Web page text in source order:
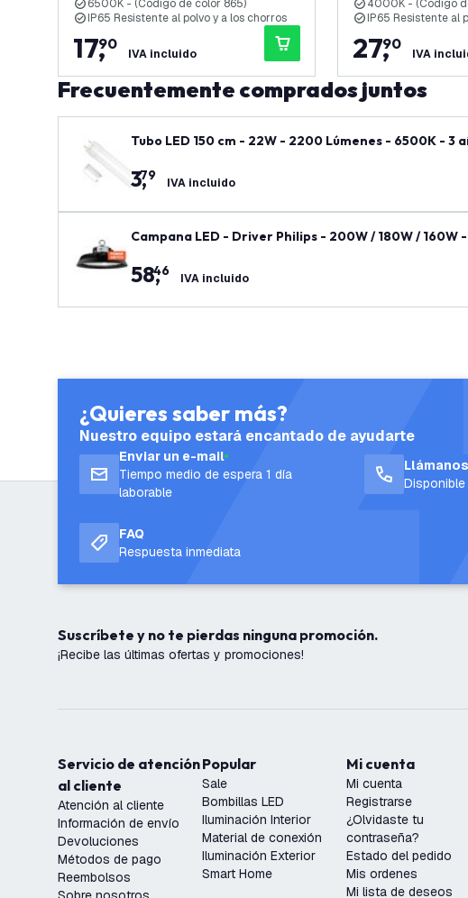
6500K - (Código de color 865)
IP65 Resistente al polvo y a los chorros
17,
90
IVA incluido
4000K - (Código
IP65 Resistente al
27,
90
IVA
Frecuentemente comprados juntos
Tubo LED 150 cm - 22W - 2200 Lúmenes - 6500K - 3
3,
79 IVA incluido
Campana LED - Driver Philips - 200W / 180W /
58,
46 IVA incluido
¿Quieres saber más?
Nuestro equipo estará encantado de ayudarte
Enviar un e-mail
Tiempo medio de espera 1 día
laborable
Llámanos
FAQ
Respuesta inmediata
Suscríbete y no te pierdas ninguna promoción.
¡Recibe las últimas ofertas y promociones!
Servicio de atención
al cliente
Atención al cliente
Información de envío
Devoluciones
Métodos de pago
Reembolsos
Popular
Sale
Bombillas LED
Iluminación Interior
Material de conexión
Iluminación Exterior
Smart Home
Mi cuenta
Mi cuenta
Registrarse
¿Olvidaste tu
contraseña?
Estado del pedido
Mis ordenes
Mi lista de deseos